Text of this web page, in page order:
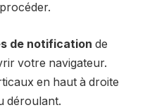
de notification de
votre navigateur.
en haut à droite
déroulant.